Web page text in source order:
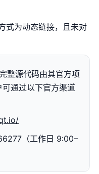
式为动态链接，且未对
整源代码由其官方项
通过以下官方渠道
（工作日 9:00–